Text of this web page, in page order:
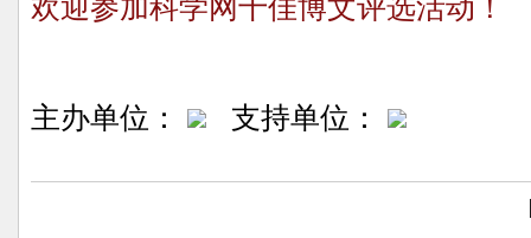
欢迎参加科学网十佳博文评选活动！
主办单位： 支持单位：